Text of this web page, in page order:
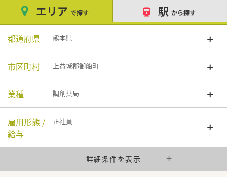
エリア で探す 駅 から探す
都道府県 熊本県
市区町村 上益城郡御船町
業種 調剤薬局
雇用形態 /
給与
正社員
詳細条件を表示